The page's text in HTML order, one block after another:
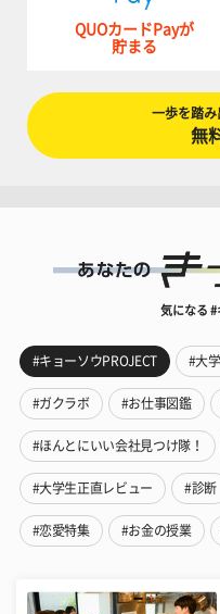
QUOカードPayが
貯まる
一歩を踏み
無
気になる #
#キョーソウPROJECT #大
#ガクラボ #お仕事図鑑
#ほんとにいい会社見つけ隊！
#大学生正直レビュー #診断
#恋愛特集 #お金の授業